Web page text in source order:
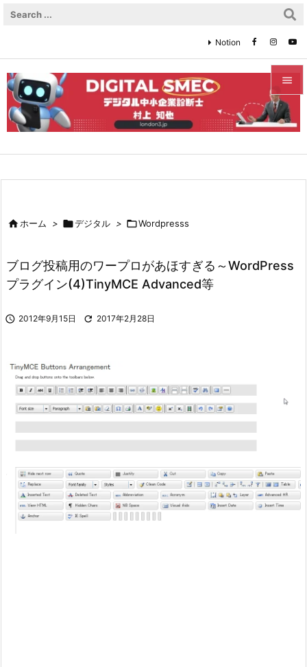


メニュ

検索
Notion
ホーム > デジタル > Wordpresss
ブログ投稿用のワープロがあほすぎる～WordPress
プラグイン(4)TinyMCE Advanced等
 2012年9月15日  2017年2月28日